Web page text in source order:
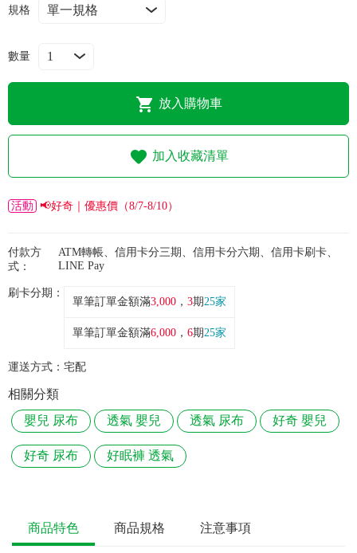
規格
數量
放入購物車
加入收藏清單
活動 📢好奇｜優惠價（8/7-8/10）
付款方
式：
ATM轉帳、信用卡分三期、信用卡分六期、信用卡刷卡、
LINE Pay
刷卡分期：
單筆訂單金額滿3,000 ， 3期25家
單筆訂單金額滿6,000 ， 6期25家
運送方式： 宅配
相關分類
嬰兒 尿布
透氣 嬰兒 透氣 尿布 好奇 嬰兒
好奇 尿布 好眠褲 透氣
商品特色 商品規格 注意事項